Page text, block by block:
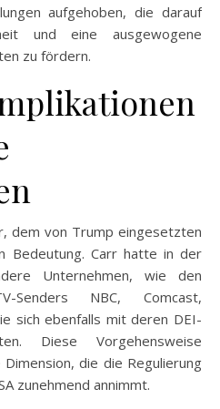
aufgehoben, die darauf
und eine ausgewogene
zu fördern.
dem von Trump eingesetzten
Bedeutung. Carr hatte in der
Unternehmen, wie den
Senders NBC, Comcast,
sich ebenfalls mit deren DEI-
Diese Vorgehensweise
die die Regulierung
zunehmend annimmt.